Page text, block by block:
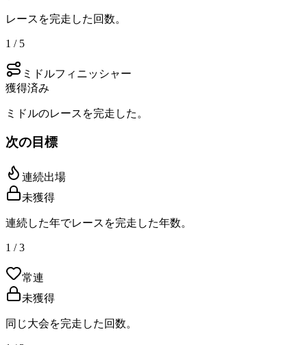
レースを完走した回数。
1 / 5
ミドルフィニッシャー
獲得済み
ミドルのレースを完走した。
次の目標
連続出場
未獲得
連続した年でレースを完走した年数。
1 / 3
常連
未獲得
同じ大会を完走した回数。